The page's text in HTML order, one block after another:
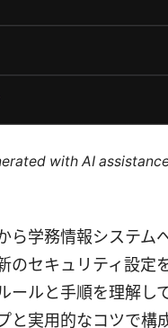
with AI
ら学務情報システ
のセキュリティ設定
ールと手順を理解し
実用的なコツで構